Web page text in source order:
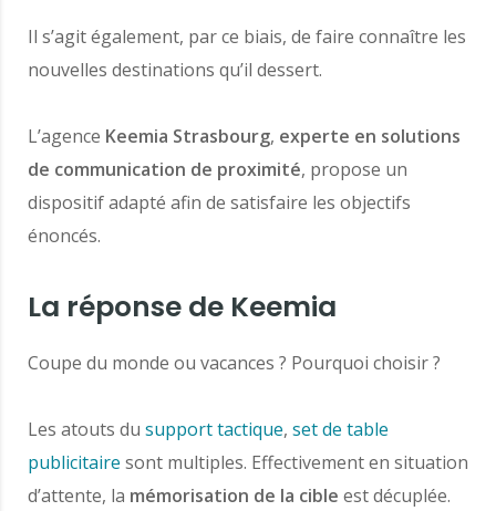
Il s’agit également, par ce biais, de faire connaître les
nouvelles destinations qu’il dessert.
L’agence Keemia Strasbourg, experte en solutions
de communication de proximité, propose un
dispositif adapté afin de satisfaire les objectifs
énoncés.
La réponse de Keemia
Coupe du monde ou vacances ? Pourquoi choisir ?
Les atouts du support tactique, set de table
publicitaire sont multiples. Effectivement en situation
d’attente, la mémorisation de la cible est décuplée.